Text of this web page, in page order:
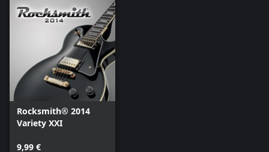
Rocksmith® 2014
Variety XXI
9,99 €